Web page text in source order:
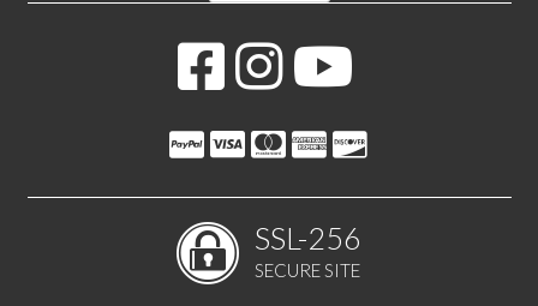
SSL-256
SECURE SITE